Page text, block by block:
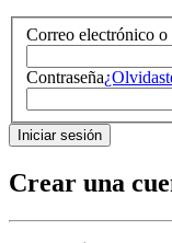
Correo electrónico
Contraseña
Crear una